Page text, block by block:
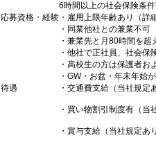
6時間以上の社会保険条
応募資格・経験 ・雇用上限年齢あり（詳
・同業他社との兼業不可
・兼業先と月80時間を
・他社で正社員、社会
・高校生の方は保護者
・GW・お盆・年末年始
待遇
・交通費支給（当社規定
・買い物割引制度有（当
・賞与支給（当社規定あり